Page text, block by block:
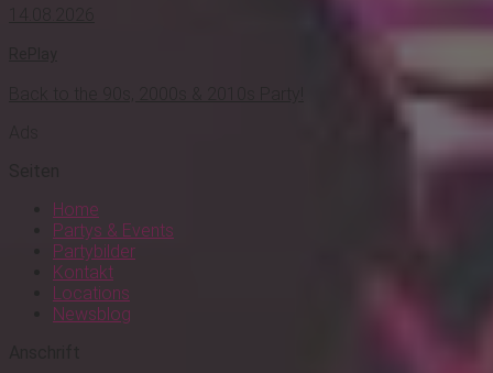
Home
Partys & Events
Partybilder
Kontakt
Locations
Newsblog